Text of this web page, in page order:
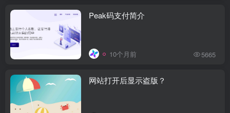
Peak码支付简介
10个月前 5665
网站打开后显示盗版？